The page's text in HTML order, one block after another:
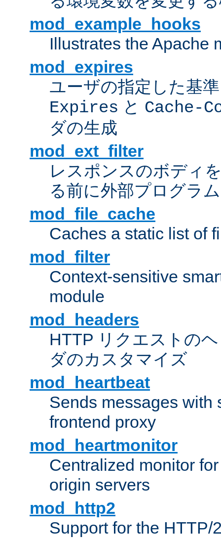
mod_example_hooks
Illustrates the Apache
mod_expires
ユーザの指定した基
Expires と Cache-
ダの生成
mod_ext_filter
レスポンスのボディ
る前に外部プログラ
mod_file_cache
Caches a static list of
mod_filter
Context-sensitive
module
mod_headers
HTTP リクエストの
ダのカスタマイズ
mod_heartbeat
Sends messages with
frontend proxy
mod_heartmonitor
Centralized monitor
origin servers
mod_http2
Support for the HTTP/